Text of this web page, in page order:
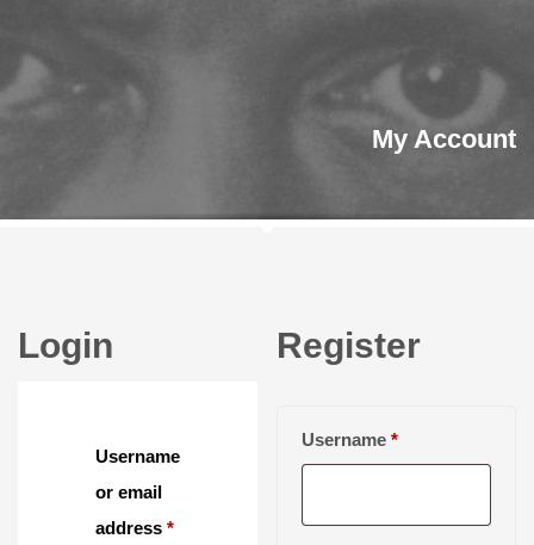
My Account
Login
Username
or email
address *Required
Register
Username*Required